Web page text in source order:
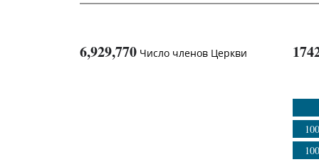
6,929,770 Число членов Церкви
100
100